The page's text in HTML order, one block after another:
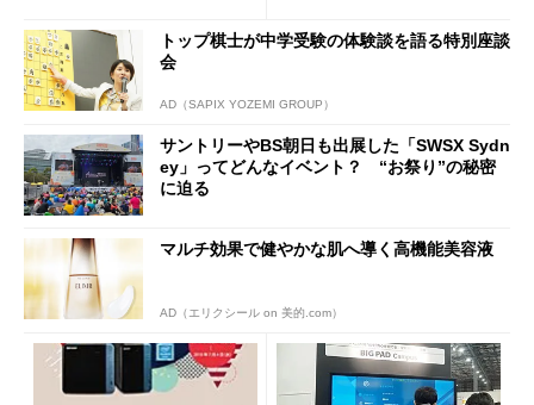
トップ棋士が中学受験の体験談を語る特別座談
会
AD（SAPIX YOZEMI GROUP）
サントリーやBS朝日も出展した「SWSX Sydn
ey」ってどんなイベント？ “お祭り”の秘密
に迫る
マルチ効果で健やかな肌へ導く高機能美容液
AD（エリクシール on 美的.com）